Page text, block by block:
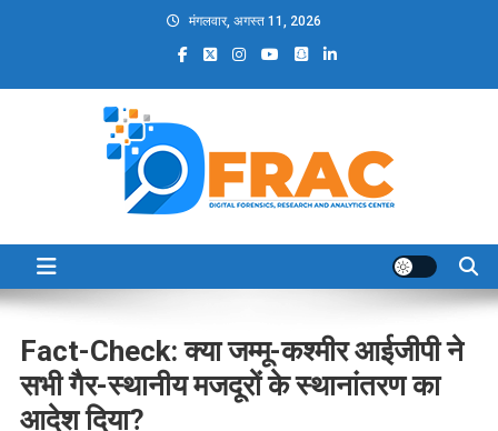
मंगलवार, अगस्त 11, 2026
DFRAC_ORG
Fact-Check: क्या जम्मू-कश्मीर आईजीपी ने
सभी गैर-स्थानीय मजदूरों के स्थानांतरण का
आदेश दिया?